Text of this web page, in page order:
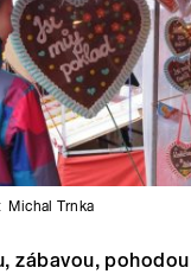
Michal Trnka
zábavou,